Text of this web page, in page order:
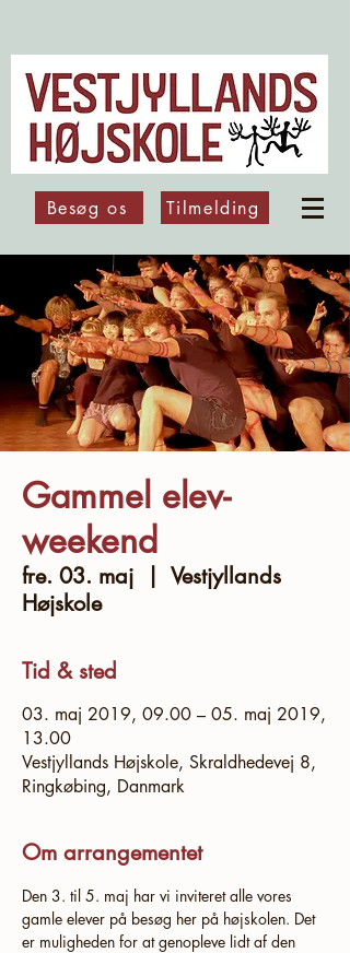
Besøg os Tilmelding
Gammel elev-
weekend
fre. 03. maj
  |
Vestjyllands
Højskole
Tid & sted
03. maj 2019, 09.00 – 05. maj 2019,
13.00
Vestjyllands Højskole, Skraldhedevej 8,
Ringkøbing, Danmark
Om arrangementet
Den 3. til 5. maj har vi inviteret alle vores
gamle elever på besøg her på højskolen. Det
er muligheden for at genopleve lidt af den